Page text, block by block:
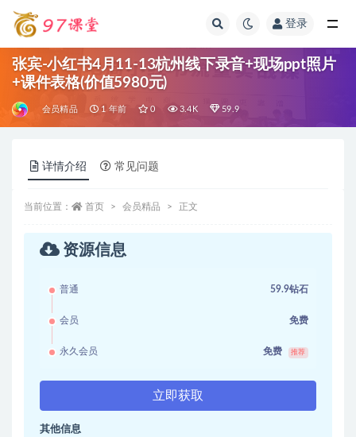
登录
张宾-小红书4月11-13杭州线下录音+现场ppt照片
+课件表格(价值5980元)
会员精品 1 年前 0 3.4K 59.9
详情介绍 常见问题
当前位置： 首页 会员精品 正文
资源信息
普通 59.9钻石
会员 免费
永久会员 免费 推荐
立即获取
其他信息